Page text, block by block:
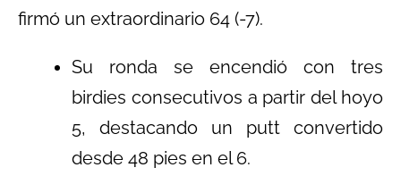
firmó un extraordinario 64 (-7).
Su ronda se encendió con tres
birdies consecutivos a partir del hoyo
5, destacando un putt convertido
desde 48 pies en el 6.